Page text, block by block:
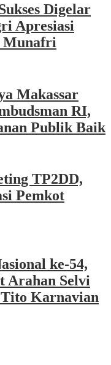
Digelar
Apresiasi
Munafri
Makassar
RI,
Publik Baik
TP2DD,
Pemkot
ke-54,
Arahan Selvi
Karnavian